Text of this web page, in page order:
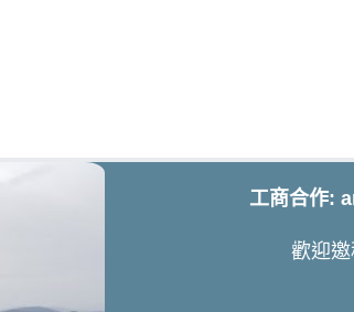
工商合作:
歡迎